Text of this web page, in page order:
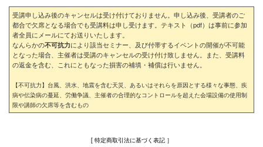
受講申し込み後のキャンセルは受け付けておりません。申し込み後、受講者のご
都合で欠席となる場合でも受講料は申し受けます。テキスト（pdf）は事前に参加
者全員にメールにてお送りいたします。
なんらかの不可抗力により該当セミナー、及び付帯するイベントの開催が不可能
となった場合、主催者は受講のキャンセルの受け付け致しません。また、受講料
の返金を含む、これにともなった損害の補填・補償は行いません。
【不可抗力】台風、洪水、地震を含む天災、あるいはそれらを原因とする様々な事態、疾
病や伝染病の蔓延、労働争議、主催者の合理的なコントロールを超えた会場設備の使用制
限や講師の欠席等を含むもの
[ 特定商取引法に基づく表記 ］